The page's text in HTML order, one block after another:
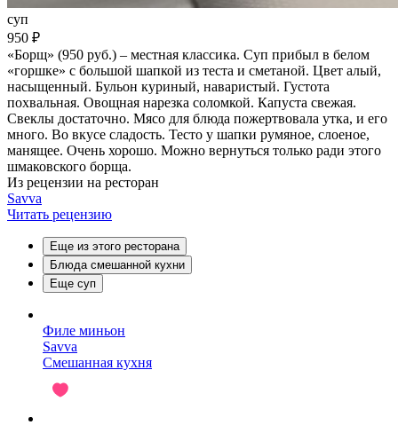
суп
950 ₽
«Борщ» (950 руб.) – местная классика. Суп прибыл в белом
«горшке» с большой шапкой из теста и сметаной. Цвет алый,
насыщенный. Бульон куриный, наваристый. Густота
похвальная. Овощная нарезка соломкой. Капуста свежая.
Свеклы достаточно. Мясо для блюда пожертвовала утка, и его
много. Во вкусе сладость. Тесто у шапки румяное, слоеное,
манящее. Очень хорошо. Можно вернуться только ради этого
шмаковского борща.
Из рецензии на ресторан
Savva
Читать рецензию
Еще из этого ресторана
Блюда смешанной кухни
Еще суп
Филе миньон
Savva
Смешанная кухня